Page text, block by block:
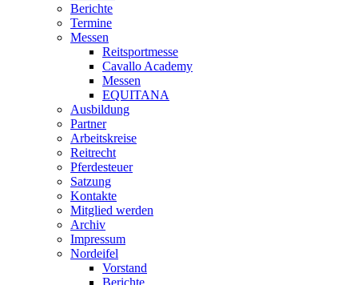
Berichte
Termine
Messen
Reitsportmesse
Cavallo Academy
Messen
EQUITANA
Ausbildung
Partner
Arbeitskreise
Reitrecht
Pferdesteuer
Satzung
Kontakte
Mitglied werden
Archiv
Impressum
Nordeifel
Vorstand
Berichte